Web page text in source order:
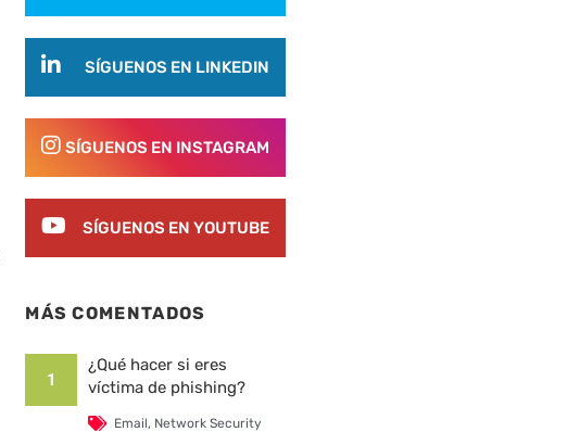
SÍGUENOS EN LINKEDIN
SÍGUENOS EN INSTAGRAM
SÍGUENOS EN YOUTUBE
MÁS COMENTADOS
1
¿Qué hacer si eres
víctima de phishing?
Email, Network Security